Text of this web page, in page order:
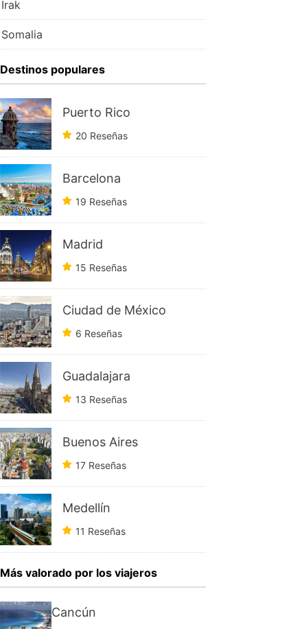
Irak
Somalia
Destinos populares
Puerto Rico
20 Reseñas
Barcelona
19 Reseñas
Madrid
15 Reseñas
Ciudad de México
6 Reseñas
Guadalajara
13 Reseñas
Buenos Aires
17 Reseñas
Medellín
11 Reseñas
Más valorado por los viajeros
Cancún